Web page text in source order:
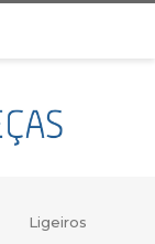
Ligeiros